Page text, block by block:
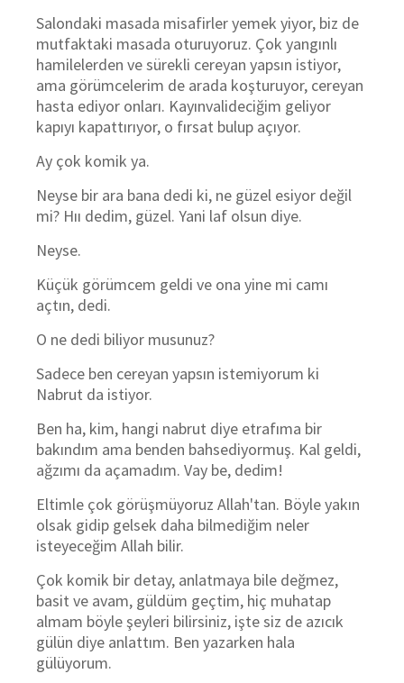
Salondaki masada misafirler yemek yiyor, biz de
mutfaktaki masada oturuyoruz. Çok yangınlı
hamilelerden ve sürekli cereyan yapsın istiyor,
ama görümcelerim de arada koşturuyor, cereyan
hasta ediyor onları. Kayınvalideciğim geliyor
kapıyı kapattırıyor, o fırsat bulup açıyor.
Ay çok komik ya.
Neyse bir ara bana dedi ki, ne güzel esiyor değil
mi? Hıı dedim, güzel. Yani laf olsun diye.
Neyse.
Küçük görümcem geldi ve ona yine mi camı
açtın, dedi.
O ne dedi biliyor musunuz?
Sadece ben cereyan yapsın istemiyorum ki
Nabrut da istiyor.
Ben ha, kim, hangi nabrut diye etrafıma bir
bakındım ama benden bahsediyormuş. Kal geldi,
ağzımı da açamadım. Vay be, dedim!
Eltimle çok görüşmüyoruz Allah'tan. Böyle yakın
olsak gidip gelsek daha bilmediğim neler
isteyeceğim Allah bilir.
Çok komik bir detay, anlatmaya bile değmez,
basit ve avam, güldüm geçtim, hiç muhatap
almam böyle şeyleri bilirsiniz, işte siz de azıcık
gülün diye anlattım. Ben yazarken hala
gülüyorum.